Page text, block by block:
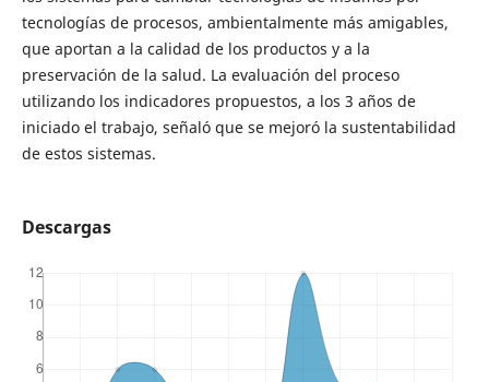
tecnologías de procesos, ambientalmente más amigables,
que aportan a la calidad de los productos y a la
preservación de la salud. La evaluación del proceso
utilizando los indicadores propuestos, a los 3 años de
iniciado el trabajo, señaló que se mejoró la sustentabilidad
de estos sistemas.
Descargas